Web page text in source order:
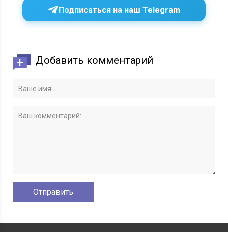
Подписаться на наш Telegram
Добавить комментарий